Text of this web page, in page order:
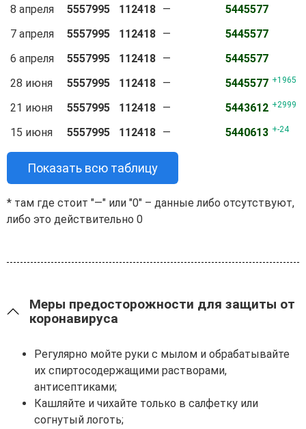
8 апреля
5557995 112418 —
5445577
7 апреля
5557995 112418 —
5445577
6 апреля
5557995 112418 —
5445577
28 июня
5557995 112418 — 5445577 1965
21 июня 5557995 112418 — 5443612 2999
15 июня 5557995 112418 — 5440613 -24
Показать всю таблицу
* там где стоит "—" или "0" – данные либо отсутствуют,
либо это действительно 0
Меры предосторожности для защиты от
коронавируса
Регулярно мойте руки с мылом и обрабатывайте
их спиртосодержащими растворами,
антисептиками;
Кашляйте и чихайте только в салфетку или
согнутый логоть;